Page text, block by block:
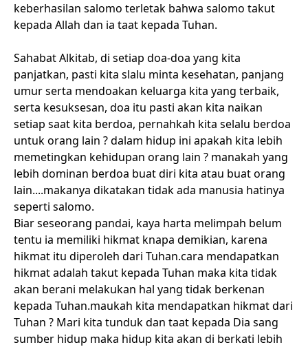
keberhasilan salomo terletak bahwa salomo takut
kepada Allah dan ia taat kepada Tuhan.
Sahabat Alkitab, di setiap doa-doa yang kita
panjatkan, pasti kita slalu minta kesehatan, panjang
umur serta mendoakan keluarga kita yang terbaik,
serta kesuksesan, doa itu pasti akan kita naikan
setiap saat kita berdoa, pernahkah kita selalu berdoa
untuk orang lain ? dalam hidup ini apakah kita lebih
memetingkan kehidupan orang lain ? manakah yang
lebih dominan berdoa buat diri kita atau buat orang
lain....makanya dikatakan tidak ada manusia hatinya
seperti salomo.
Biar seseorang pandai, kaya harta melimpah belum
tentu ia memiliki hikmat knapa demikian, karena
hikmat itu diperoleh dari Tuhan.cara mendapatkan
hikmat adalah takut kepada Tuhan maka kita tidak
akan berani melakukan hal yang tidak berkenan
kepada Tuhan.maukah kita mendapatkan hikmat dari
Tuhan ? Mari kita tunduk dan taat kepada Dia sang
sumber hidup maka hidup kita akan di berkati lebih